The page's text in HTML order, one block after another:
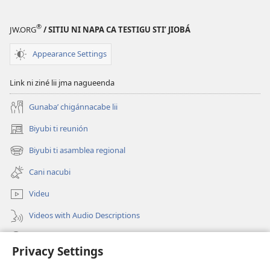
Privacy Settings
respetu?
JW.ORG® / SITIU NI NAPA CA TESTIGU STIʼ JIOBÁ
Appearance Settings
Link ni ziné lii jma nagueenda
Gunabaʼ chigánnacabe lii
Biyubi ti reunión
(opens
new
window)
Biyubi ti asamblea regional
(opens
new
window)
Cani nacubi
Videu
Videos with Audio Descriptions